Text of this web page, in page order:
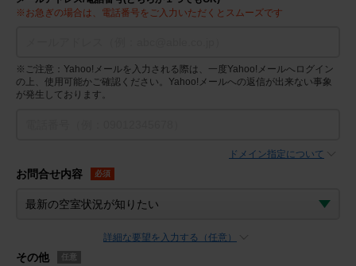
※お急ぎの場合は、電話番号をご入力いただくとスムーズです
※ご注意：Yahoo!メールを入力される際は、一度Yahoo!メールへログイン
の上、使用可能かご確認ください。Yahoo!メールへの返信が出来ない事象
が発生しております。
ドメイン指定について
お問合せ内容 必須
詳細な要望を入力する（任意）
その他 任意